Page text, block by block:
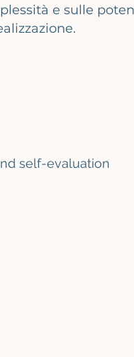
e sulle
self-evaluation